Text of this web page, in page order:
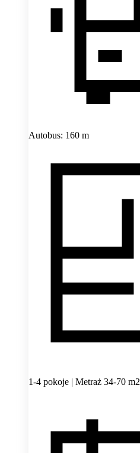
Autobus: 160 m
1-4 pokoje | Metraż 34-70 m2